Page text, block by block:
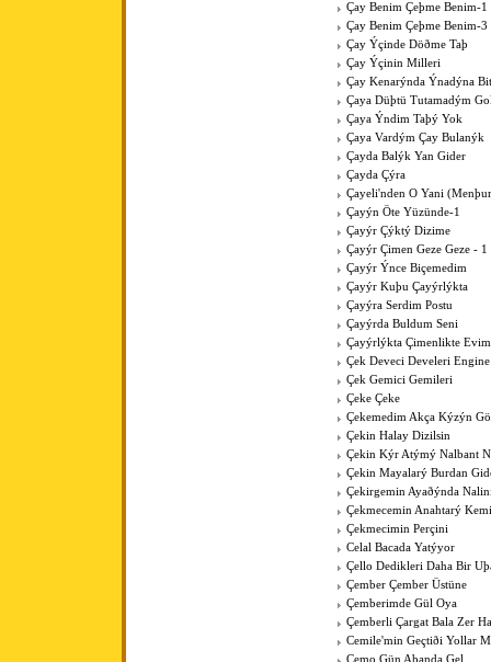
Çay Benim Çeþme Benim-1
Çay Benim Çeþme Benim-3
Çay Ýçinde Döðme Taþ
Çay Ýçinin Milleri
Çay Kenarýnda Ýnadýna
Çaya Düþtü Tutamadým
Çaya Ýndim Taþý Yok
Çaya Vardým Çay Bulanýk
Çayda Balýk Yan Gider
Çayda Çýra
Çayeli'nden O Yani
Çayýn Öte Yüzünde-1
Çayýr Çýktý Dizime
Çayýr Çimen Geze Geze - 1
Çayýr Ýnce Biçemedim
Çayýr Kuþu Çayýrlýkta
Çayýra Serdim Postu
Çayýrda Buldum Seni
Çayýrlýkta Çimenlikte
Çek Deveci Develeri Engine
Çek Gemici Gemileri
Çeke Çeke
Çekemedim Akça Kýzýn
Çekin Halay Dizilsin
Çekin Kýr Atýmý Nalbant
Çekin Mayalarý Burdan
Çekirgemin Ayaðýnda
Çekmecemin Anahtarý
Çekmecimin Perçini
Celal Bacada Yatýyor
Çello Dedikleri Daha Bir
Çember Çember Üstüne
Çemberimde Gül Oya
Çemberli Çargat Bala Zer
Cemile'min Geçtiði Yollar